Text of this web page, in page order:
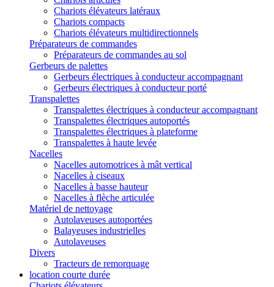
Chariots élévateurs latéraux
Chariots compacts
Chariots élévateurs multidirectionnels
Préparateurs de commandes
Préparateurs de commandes au sol
Gerbeurs de palettes
Gerbeurs électriques à conducteur accompagnant
Gerbeurs électriques à conducteur porté
Transpalettes
Transpalettes électriques à conducteur accompagnant
Transpalettes électriques autoportés
Transpalettes électriques à plateforme
Transpalettes à haute levée
Nacelles
Nacelles automotrices à mât vertical
Nacelles à ciseaux
Nacelles à basse hauteur
Nacelles à flèche articulée
Matériel de nettoyage
Autolaveuses autoportées
Balayeuses industrielles
Autolaveuses
Divers
Tracteurs de remorquage
location courte durée